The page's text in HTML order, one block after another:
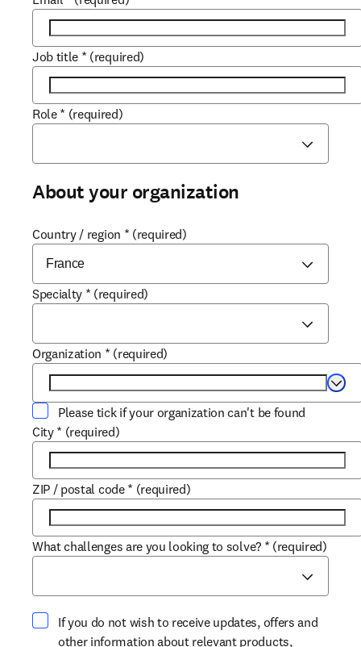
Job title * (required)
Role * (required)
About your organization
Country / region * (required)
Specialty * (required)
Organization * (required)
Please tick if your organization can't be found
City * (required)
ZIP / postal code * (required)
What challenges are you looking to solve? * (required)
If you do not wish to receive updates, offers and
other information about relevant products,